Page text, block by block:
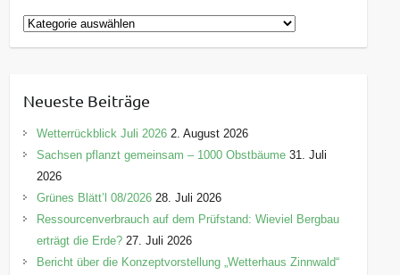
K
a
g
o
r
e
n
Neueste Beiträge
Wetterrückblick Juli 2026 2. August 2026
Sachsen pflanzt gemeinsam – 1000 Obstbäume 31. Juli
2026
Grünes Blätt’l 08/2026 28. Juli 2026
Ressourcenverbrauch auf dem Prüfstand: Wieviel Bergbau
erträgt die Erde? 27. Juli 2026
Bericht über die Konzeptvorstellung „Wetterhaus Zinnwald“